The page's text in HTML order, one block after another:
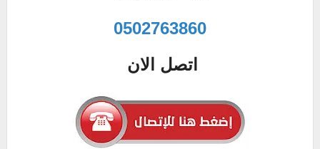
0502763860
اتصل الان